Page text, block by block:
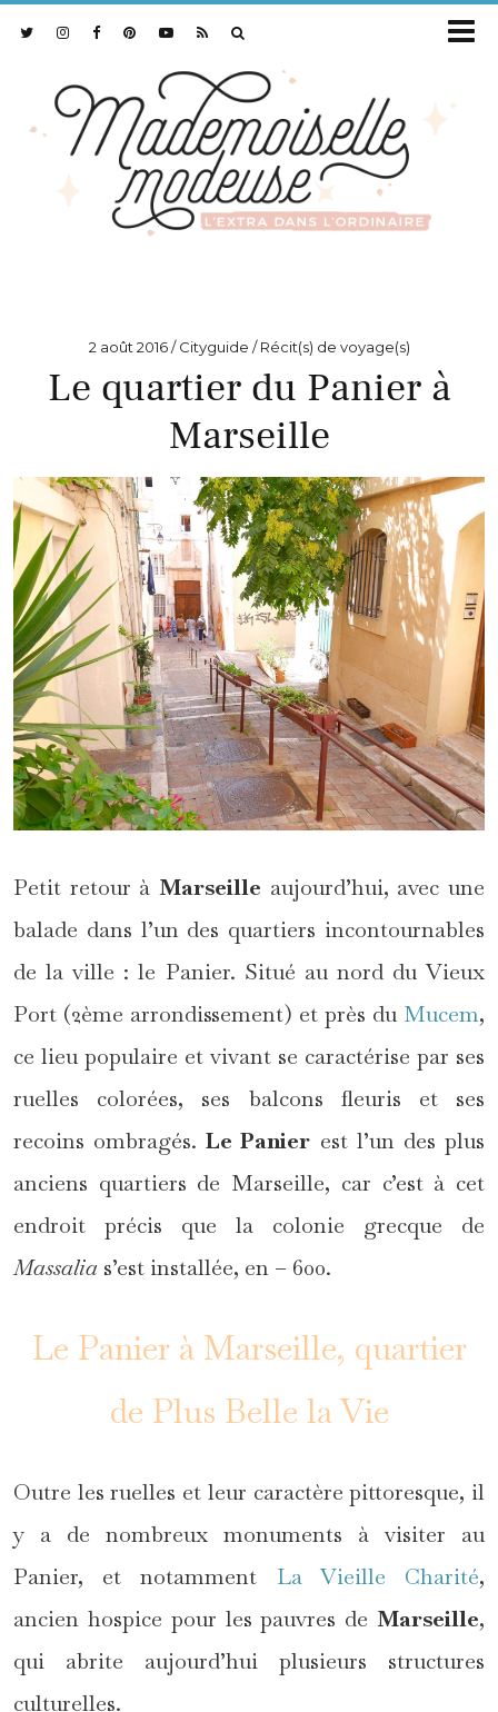
2 août 2016 Cityguide / Récit(s) de voyage(s)
Le quartier du Panier à
Marseille
Petit retour à Marseille aujourd’hui, avec une
balade dans l’un des quartiers incontournables
de la ville : le Panier. Situé au nord du Vieux
Port (2ème arrondissement) et près du Mucem,
ce lieu populaire et vivant se caractérise par ses
ruelles colorées, ses balcons fleuris et ses
recoins ombragés.Le Panier est l’un des plus
anciens quartiers de Marseille, car c’est à cet
endroit précis que la colonie grecque de
Massalia s’est installée, en – 600.
Le Panier à Marseille, quartier
de Plus Belle la Vie
Outre les ruelles et leur caractère pittoresque, il
y a de nombreux monuments à visiter au
Panier, et notamment La Vieille Charité,
ancien hospice pour les pauvres de Marseille,
qui abrite aujourd’hui plusieurs structures
culturelles.